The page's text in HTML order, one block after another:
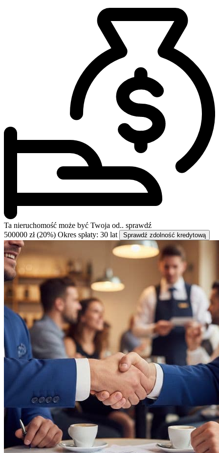
Ta nieruchomość może być Twoja od.. sprawdź
500000 zł (20%) Okres spłaty: 30 lat Sprawdź zdolność kredytową